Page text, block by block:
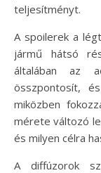
teljesítményt.
A spoilerek a
jármű hátsó
általában az
összpontosít,
miközben
mérete változó
és milyen célra
A diffúzorok